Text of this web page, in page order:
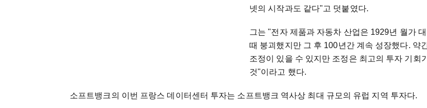
넷의 시작과도 같다"고 덧붙였다.
그는 "전자 제품과 자동차 산업은 1929년 월가
때 붕괴했지만 그 후 100년간 계속 성장했다. 약
조정이 있을 수 있지만 조정은 최고의 투자 기회
것"이라고 했다.
소프트뱅크의 이번 프랑스 데이터센터 투자는 소프트뱅크 역사상 최대 규모의 유럽 지역 투자다.